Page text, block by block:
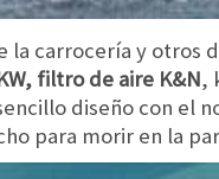
la carrocería y otros
filtro de aire K&N,
diseño con el
para morir en la